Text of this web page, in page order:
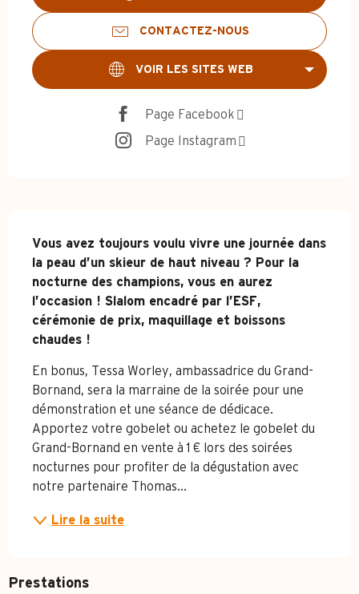
CONTACTEZ-NOUS
VOIR LES SITES WEB
Page Facebook
Page Instagram
Description
Vous avez toujours voulu vivre une journée dans
la peau d’un skieur de haut niveau ? Pour la
nocturne des champions, vous en aurez
l’occasion ! Slalom encadré par l’ESF,
cérémonie de prix, maquillage et boissons
chaudes !
En bonus, Tessa Worley, ambassadrice du Grand-
Bornand, sera la marraine de la soirée pour une
démonstration et une séance de dédicace.
Apportez votre gobelet ou achetez le gobelet du
Grand-Bornand en vente à 1 € lors des soirées
nocturnes pour profiter de la dégustation avec
notre partenaire Thomas...
Lire la suite
Prestations